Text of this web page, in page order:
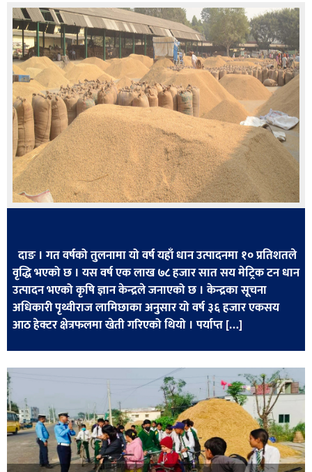
बिश्व
अचम्म
दुनिया
बिचार
कुराकानी
जीवनशैली
साहित्य
सूचना-
दाङ । गत वर्षको तुलनामा यो वर्ष यहाँ धान उत्पादनमा १० प्रतिशतले
वृद्धि भएको छ । यस वर्ष एक लाख ७८ हजार सात सय मेट्रिक टन धान
उत्पादन भएको कृषि ज्ञान केन्द्रले जनाएको छ । केन्द्रका सूचना
अधिकारी पृथ्वीराज लामिछाका अनुसार यो वर्ष ३६ हजार एकसय
आठ हेक्टर क्षेत्रफलमा खेती गरिएको थियो । पर्याप्त […]